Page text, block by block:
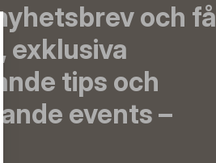
och få
exklusiva
tips och
events –